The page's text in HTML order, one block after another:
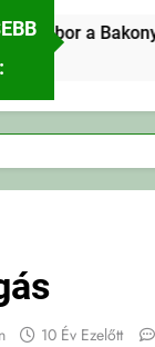
a Bakonyban
10 Év Ezelőtt